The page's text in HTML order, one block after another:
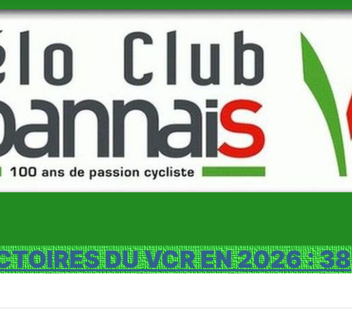
DU VCR EN 2026 : 38